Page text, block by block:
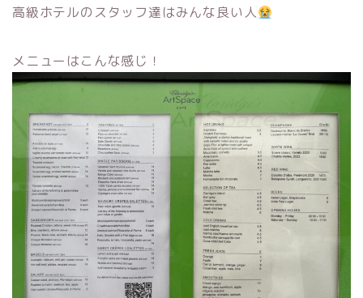
高級ホテルのスタッフ達はみんな良い人
メニューはこんな感じ！